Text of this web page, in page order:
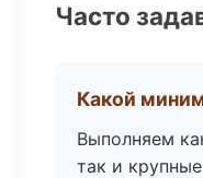
Часто
Какой
Выполняем
так и